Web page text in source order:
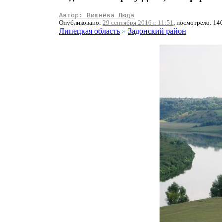
Автор: Вишнёва Люда
Опубликовано: 29 сентября 2016 г. 11:51, посмотрело:
Липецкая область » Задонский район